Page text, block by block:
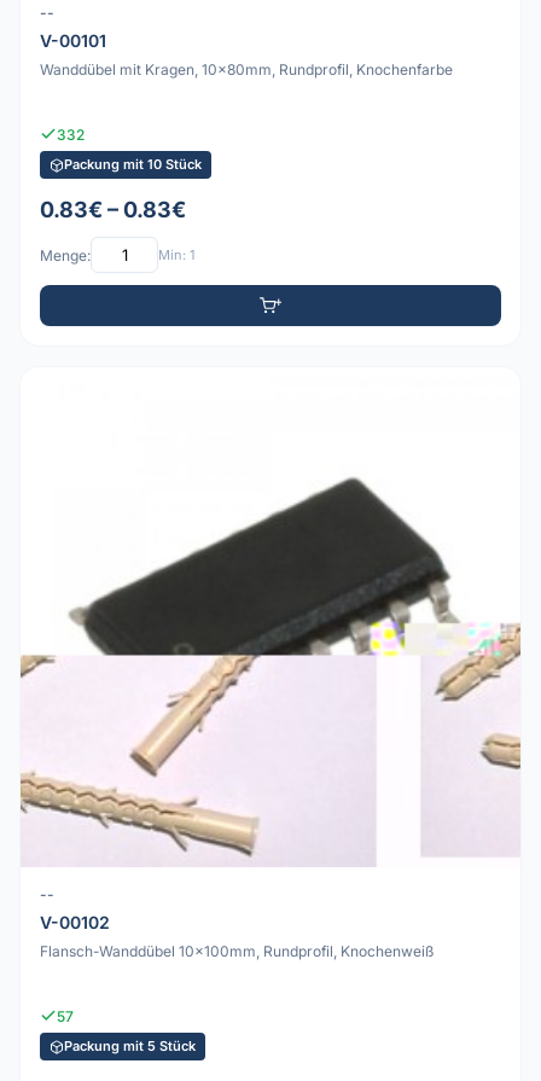
--
V-00101
Wanddübel mit Kragen, 10x80mm, Rundprofil, Knochenfarbe
332
Packung mit 10 Stück
0.83€ – 0.83€
Menge: Min: 1
--
V-00102
Flansch-Wanddübel 10x100mm, Rundprofil, Knochenweiß
57
Packung mit 5 Stück